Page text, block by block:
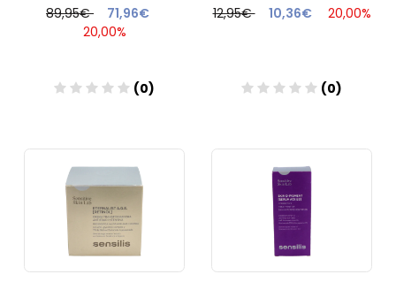
89,95€
71,96€
20,00%
(0)
12,95€ 10,36€ 20,00%
(0)